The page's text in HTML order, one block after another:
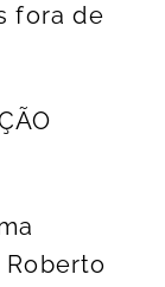
fora de